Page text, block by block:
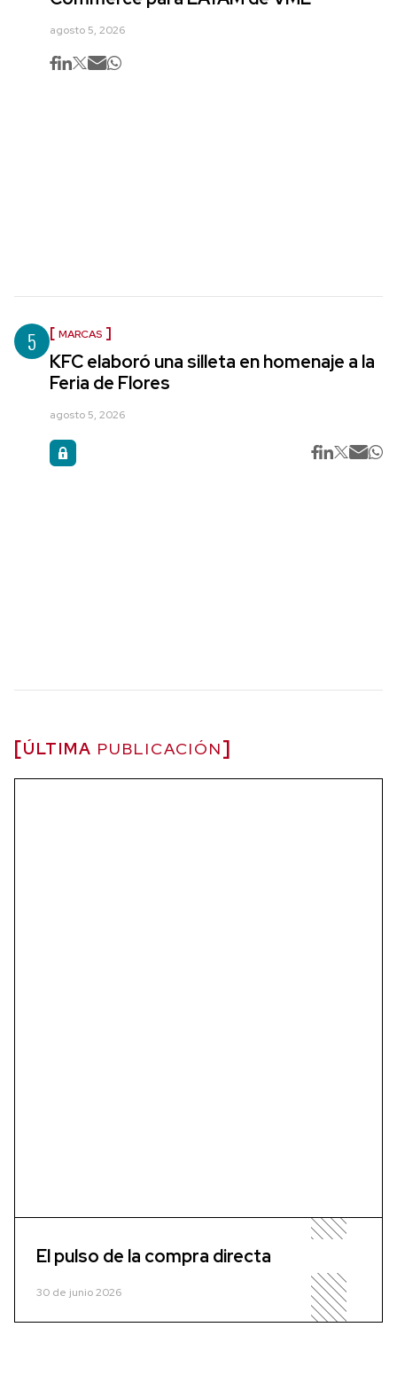
agosto 5, 2026
5 MARCAS
KFC elaboró una silleta en homenaje a la
Feria de Flores
agosto 5, 2026
ÚLTIMA PUBLICACIÓN
El pulso de la compra directa
30 de junio 2026